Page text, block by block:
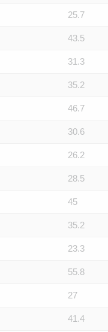
25.7
43.5
31.3
35.2
46.7
30.6
26.2
28.5
45
35.2
23.3
55.8
27
41.4